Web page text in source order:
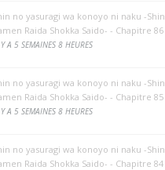
no yasuragi wa konoyo ni naku -Shin
Raida Shokka Saido- - Chapitre 86
A 5 SEMAINES 8 HEURES
no yasuragi wa konoyo ni naku -Shin
Raida Shokka Saido- - Chapitre 85
A 5 SEMAINES 8 HEURES
no yasuragi wa konoyo ni naku -Shin
Raida Shokka Saido- - Chapitre 84